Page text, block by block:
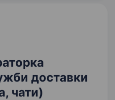
доставки
чати)